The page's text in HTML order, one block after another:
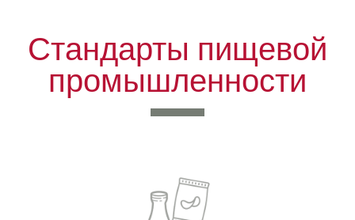
Стандарты пищевой
промышленности